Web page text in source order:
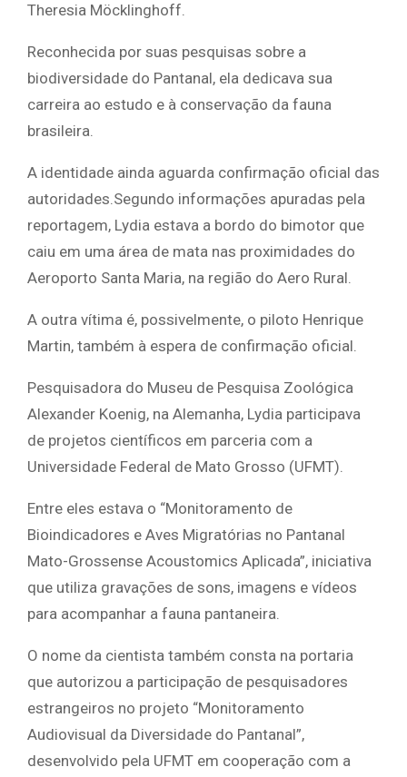
Theresia Möcklinghoff.
Reconhecida por suas pesquisas sobre a
biodiversidade do Pantanal, ela dedicava sua
carreira ao estudo e à conservação da fauna
brasileira.
A identidade ainda aguarda confirmação oficial das
autoridades.Segundo informações apuradas pela
reportagem, Lydia estava a bordo do bimotor que
caiu em uma área de mata nas proximidades do
Aeroporto Santa Maria, na região do Aero Rural.
A outra vítima é, possivelmente, o piloto Henrique
Martin, também à espera de confirmação oficial.
Pesquisadora do Museu de Pesquisa Zoológica
Alexander Koenig, na Alemanha, Lydia participava
de projetos científicos em parceria com a
Universidade Federal de Mato Grosso (UFMT).
Entre eles estava o “Monitoramento de
Bioindicadores e Aves Migratórias no Pantanal
Mato-Grossense Acoustomics Aplicada”, iniciativa
que utiliza gravações de sons, imagens e vídeos
para acompanhar a fauna pantaneira.
O nome da cientista também consta na portaria
que autorizou a participação de pesquisadores
estrangeiros no projeto “Monitoramento
Audiovisual da Diversidade do Pantanal”,
desenvolvido pela UFMT em cooperação com a